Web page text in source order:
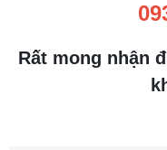
Rất mong nhận